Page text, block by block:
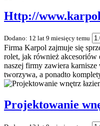
Http://
Dodano: 12 lat 9 miesięcy temu
Firma Karpol zajmuje się
rolet, jak również
naszej firmy zawiera
tworzywa, a ponadto
Projektowanie